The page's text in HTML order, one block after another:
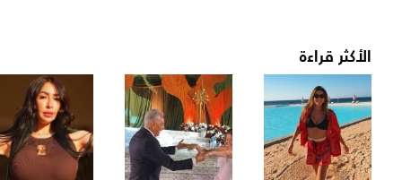
الأكثر قراءة